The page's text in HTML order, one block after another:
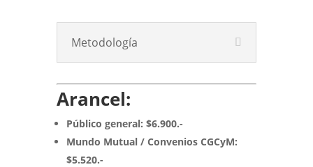
Metodología
Arancel:
Público general: $6.900.-
Mundo Mutual / Convenios CGCyM:
$5.520.-